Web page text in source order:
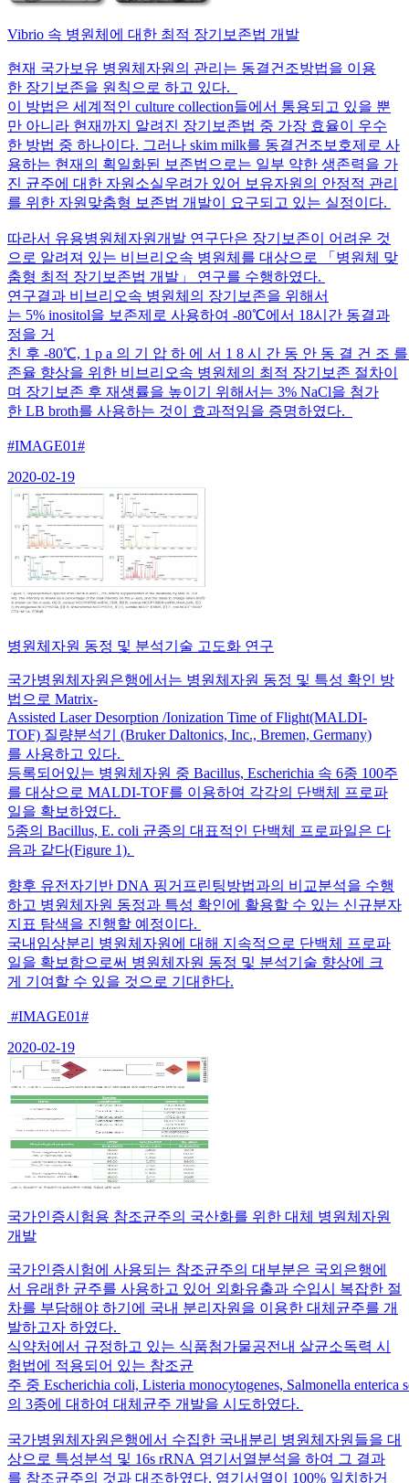
Vibrio 속 병원체에 대한 최적 장기보존법 개발
현재 국가보유 병원체자원의 관리는 동결건조방법을 이용
한 장기보존을 원칙으로 하고 있다.
이 방법은 세계적인 culture collection들에서 통용되고 있을 뿐
만 아니라 현재까지 알려진 장기보존법 중 가장 효율이 우수
한 방법 중 하나이다. 그러나 skim milk를 동결건조보호제로 사
용하는 현재의 획일화된 보존법으로는 일부 약한 생존력을 가
진 균주에 대한 자원소실우려가 있어 보유자원의 안정적 관리
를 위한 자원맞춤형 보존법 개발이 요구되고 있는 실정이다.
따라서 유용병원체자원개발 연구단은 장기보존이 어려운 것
으로 알려져 있는 비브리오속 병원체를 대상으로 「병원체 맞
춤형 최적 장기보존법 개발」 연구를 수행하였다.
연구결과 비브리오속 병원체의 장기보존을 위해서
는 5% inositol을 보존제로 사용하여 -80℃에서 18시간 동결과
정을 거
친 후 -80℃, 1 p a 의 기 압 하 에 서 1 8 시 간 동 안 동 결 건 조
존율 향상을 위한 비브리오속 병원체의 최적 장기보존 절차이
며 장기보존 후 재생률을 높이기 위해서는 3% NaCl을 첨가
한 LB broth를 사용하는 것이 효과적임을 증명하였다.
#IMAGE01#
2020-02-19
병원체자원 동정 및 분석기술 고도화 연구
국가병원체자원은행에서는 병원체자원 동정 및 특성 확인 방
법으로 Matrix-
Assisted Laser Desorption /Ionization Time of Flight(MALDI-
TOF) 질량분석기 (Bruker Daltonics, Inc., Bremen, Germany)
를 사용하고 있다.
등록되어있는 병원체자원 중 Bacillus, Escherichia 속 6종 100주
를 대상으로 MALDI-TOF를 이용하여 각각의 단백체 프로파
일을 확보하였다.
5종의 Bacillus, E. coli 균종의 대표적인 단백체 프로파일은 다
음과 같다(Figure 1).
향후 유전자기반 DNA 핑거프린팅방법과의 비교분석을 수행
하고 병원체자원 동정과 특성 확인에 활용할 수 있는 신규분자
지표 탐색을 진행할 예정이다.
국내임상분리 병원체자원에 대해 지속적으로 단백체 프로파
일을 확보함으로써 병원체자원 동정 및 분석기술 향상에 크
게 기여할 수 있을 것으로 기대한다.
#IMAGE01#
2020-02-19
국가인증시험용 참조균주의 국산화를 위한 대체 병원체자원
개발
국가인증시험에 사용되는 참조균주의 대부분은 국외은행에
서 유래한 균주를 사용하고 있어 외화유출과 수입시 복잡한 절
차를 부담해야 하기에 국내 분리자원을 이용한 대체균주를 개
발하고자 하였다.
식약처에서 규정하고 있는 식품첨가물공전내 살균소독력 시
험법에 적용되어 있는 참조균
주 중 Escherichia coli, Listeria monocytogenes, Salmonella enterica
의 3종에 대하여 대체균주 개발을 시도하였다.
국가병원체자원은행에서 수집한 국내분리 병원체자원들을 대
상으로 특성분석 및 16s rRNA 염기서열분석을 하여 그 결과
를 참조균주의 것과 대조하였다. 염기서열이 100% 일치하거